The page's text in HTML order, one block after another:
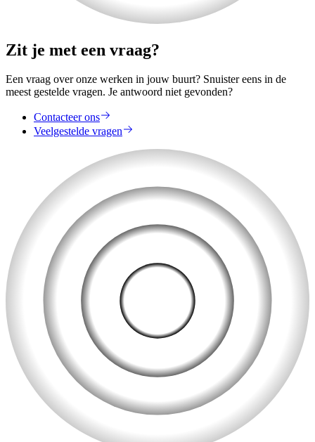
Zit je met een vraag?
Een vraag over onze werken in jouw buurt? Snuister eens in de
meest gestelde vragen. Je antwoord niet gevonden?
Contacteer ons
Veelgestelde vragen